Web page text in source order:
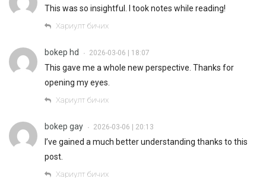
This was so insightful. I took notes while reading!
Хариулт бичих
bokep hd • 2026-03-06 | 18:07
This gave me a whole new perspective. Thanks for
opening my eyes.
Хариулт бичих
bokep gay • 2026-03-06 | 20:13
I’ve gained a much better understanding thanks to this
post.
Хариулт бичих